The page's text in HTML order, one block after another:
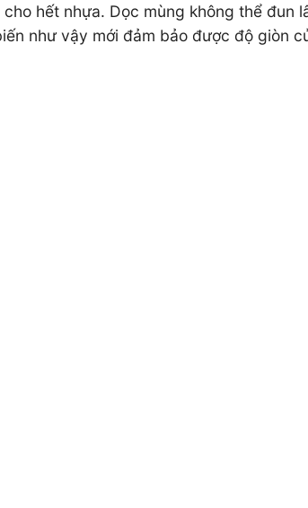
hết nhựa. Dọc mùng không thể đun
như vậy mới đảm bảo được độ giòn